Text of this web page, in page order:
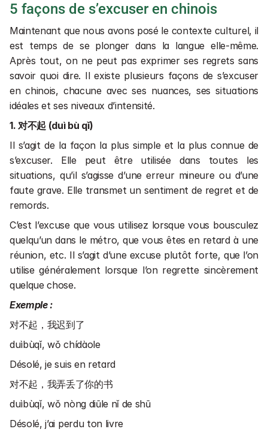
5 façons de s’excuser en chinois
Maintenant que nous avons posé le contexte culturel, il
est temps de se plonger dans la langue elle-même.
Après tout, on ne peut pas exprimer ses regrets sans
savoir quoi dire. Il existe plusieurs façons de s’excuser
en chinois, chacune avec ses nuances, ses situations
idéales et ses niveaux d’intensité.
1. 对不起 (duì bù qǐ)
Il s’agit de la façon la plus simple et la plus connue de
s’excuser. Elle peut être utilisée dans toutes les
situations, qu’il s’agisse d’une erreur mineure ou d’une
faute grave. Elle transmet un sentiment de regret et de
remords.
C’est l’excuse que vous utilisez lorsque vous bousculez
quelqu’un dans le métro, que vous êtes en retard à une
réunion, etc. Il s’agit d’une excuse plutôt forte, que l’on
utilise généralement lorsque l’on regrette sincèrement
quelque chose.
Exemple :
对不起，我迟到了
duìbùqǐ, wǒ chídàole
Désolé, je suis en retard
对不起，我弄丢了你的书
duìbùqǐ, wǒ nòng diūle nǐ de shū
Désolé, j’ai perdu ton livre